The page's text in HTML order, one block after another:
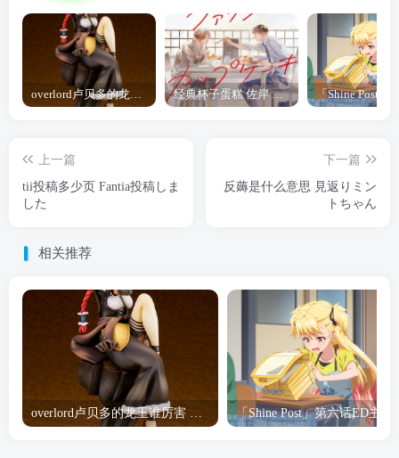
overlord卢贝多的龙王谁厉害 「Overlord」露普斯蕾琪娜·贝塔手办开订 经典杯子蛋糕 佐岸 漫画「经典杯子蛋糕」宣布真人日剧化
上一篇
tii投稿多少页 Fantia投稿しま
した
下一篇
反薅是什么意思 見返りミン
トちゃん
相关推荐
overlord卢贝多的龙王谁厉害 「Overlord」露普斯蕾琪娜·贝塔手办开订